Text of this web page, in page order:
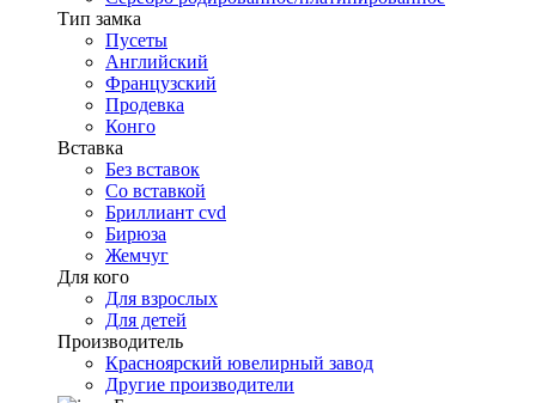
Тип замка
Пусеты
Английский
Французский
Продевка
Конго
Вставка
Без вставок
Со вставкой
Бриллиант cvd
Бирюза
Жемчуг
Для кого
Для взрослых
Для детей
Производитель
Красноярский ювелирный завод
Другие производители